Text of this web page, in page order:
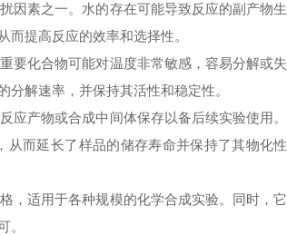
素之一。水的存在可能导致反应的副产物生
提高反应的效率和选择性。
化合物可能对温度非常敏感，容易分解或失
解速率，并保持其活性和稳定性。
产物或合成中间体保存以备后续实验使用。
而延长了样品的储存寿命并保持了其物化性
适用于各种规模的化学合成实验。同时，它
。